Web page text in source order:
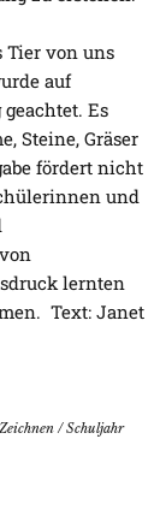
Tier von uns
auf
Es
Steine, Gräser
fördert nicht
und
lernten
Text: Janet
/Schuljahr